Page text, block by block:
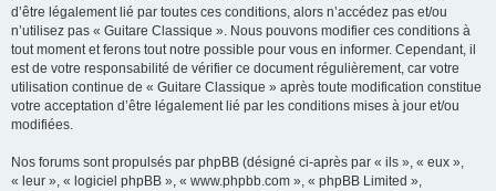
d’être légalement lié par toutes ces conditions, alors n’accédez pas et/ou
n’utilisez pas « Guitare Classique ». Nous pouvons modifier ces conditions à
tout moment et ferons tout notre possible pour vous en informer. Cependant, il
est de votre responsabilité de vérifier ce document régulièrement, car votre
utilisation continue de « Guitare Classique » après toute modification constitue
votre acceptation d’être légalement lié par les conditions mises à jour et/ou
modifiées.
Nos forums sont propulsés par phpBB (désigné ci-après par « ils », « eux »,
« leur », « logiciel phpBB », « www.phpbb.com », « phpBB Limited »,